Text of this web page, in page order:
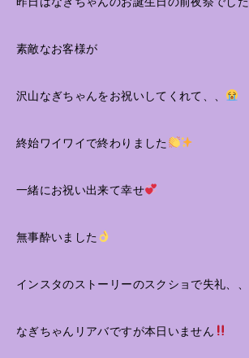
素敵なお客様が
沢山なぎちゃんをお祝いしてくれて、、
終始ワイワイで終わりました
一緒にお祝い出来て幸せ
無事酔いました
インスタのストーリーのスクショで失礼、、
なぎちゃんリアバですが本日いません